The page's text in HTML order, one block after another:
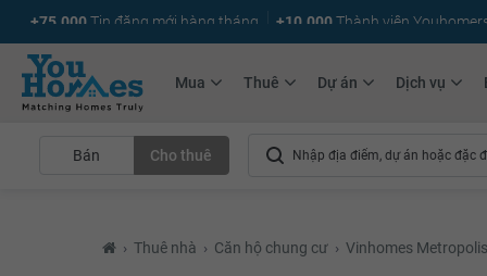
+75.000Tin đăng mới hàng tháng +10.000Thành viên
Mua Thuê Dự án Dịch vụ
Bán Cho thuê
› Thuê nhà › Căn hộ chung cư › Vinhomes Metropolis